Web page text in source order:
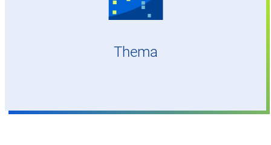
Thema
Ausgeschriebenes oder eigenes Thema